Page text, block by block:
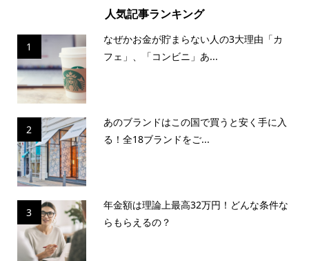
人気記事ランキング
1
なぜかお金が貯まらない人の3大理由「カ
フェ」、「コンビニ」あ...
2
あのブランドはこの国で買うと安く手に入
る！全18ブランドをご...
3
年金額は理論上最高32万円！どんな条件な
らもらえるの？